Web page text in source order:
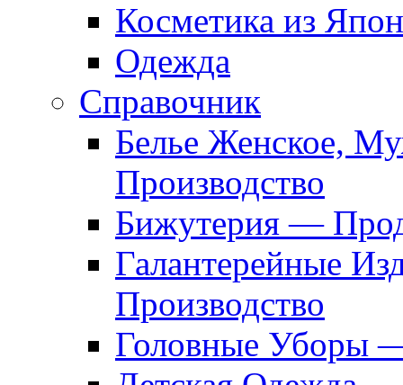
Косметика из
Одежда
Справочник
Белье Женское,
Производство
Бижутерия —
Галантерейные
Производство
Головные Уборы